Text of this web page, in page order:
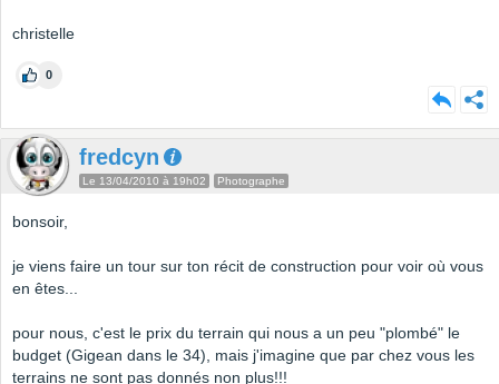
christelle
0
fredcyn
Le 13/04/2010 à 19h02 Photographe
bonsoir,
je viens faire un tour sur ton récit de construction pour voir où vous
en êtes...
pour nous, c'est le prix du terrain qui nous a un peu "plombé" le
budget (Gigean dans le 34), mais j'imagine que par chez vous les
terrains ne sont pas donnés non plus!!!